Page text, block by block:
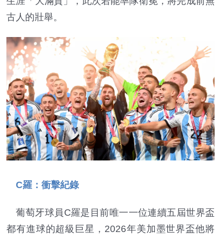
古人的壯舉。
C羅：衝擊紀錄
葡萄牙球員C羅是目前唯一一位連續五屆世界盃
都有進球的超級巨星，2026年美加墨世界盃他將